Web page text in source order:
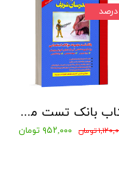
کتاب بانک تست مجموعه سوالات طبقه بندی شده آموزگار ابتدایی 1404 مدرسان شریف
تومان ۹۵۲,۰۰۰ تومان